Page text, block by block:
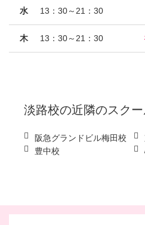
水 13：30～21：30
木 13：30～21：30
淡路校の近隣のスク
阪急グランドビル梅田校
豊中校